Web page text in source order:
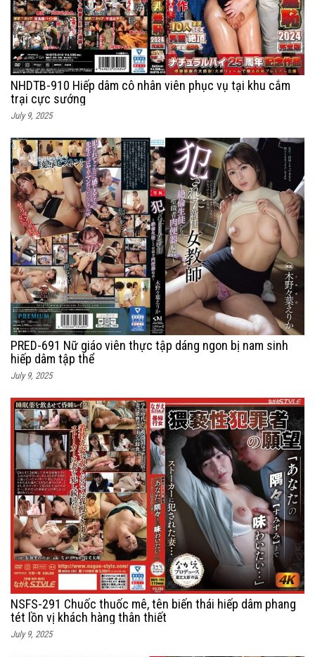
NHDTB-910 Hiếp dâm cô nhân viên phục vụ tại khu cắm
trại cực sướng
July 9, 2025
PRED-691 Nữ giáo viên thực tập dáng ngon bị nam sinh
hiếp dâm tập thể
July 9, 2025
NSFS-291 Chuốc thuốc mê, tên biến thái hiếp dâm phang
tét lồn vị khách hàng thân thiết
July 9, 2025